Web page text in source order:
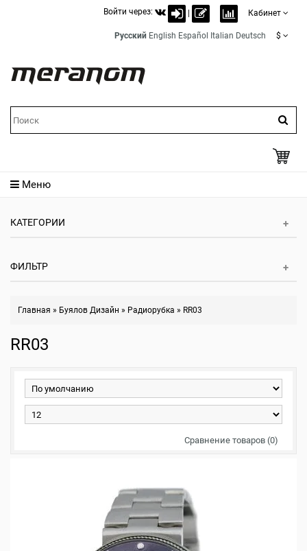
Войти через: Кабинет
Русский English Español Italian Deutsch $
Меню
КАТЕГОРИИ
ФИЛЬТР
Главная » Буялов Дизайн » Радиорубка » RR03
RR03
Сравнение товаров (0)